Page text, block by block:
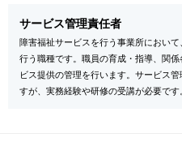
サービス管理責任者
障害福祉サービスを行う事業所におい
行う職種です。職員の育成・指導、関
ビス提供の管理を行います。サービス
すが、実務経験や研修の受講が必要です